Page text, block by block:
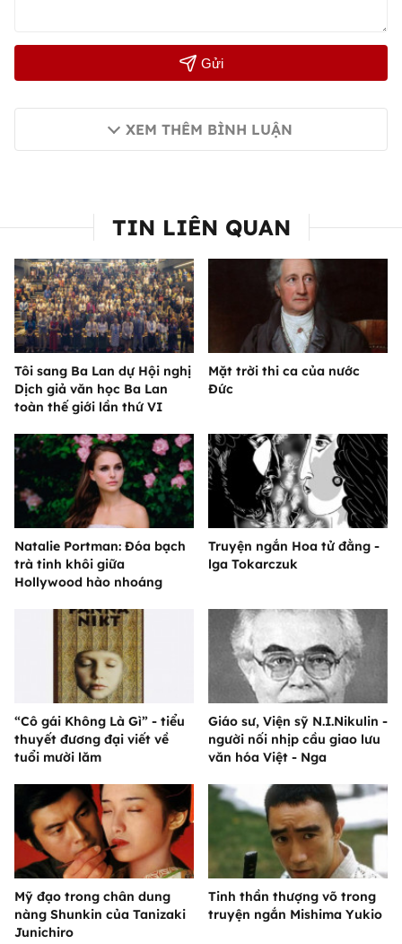
Gửi
XEM THÊM BÌNH LUẬN
TIN LIÊN QUAN
Tôi sang Ba Lan dự Hội nghị
Dịch giả văn học Ba Lan
toàn thế giới lần thứ VI
Mặt trời thi ca của nước
Đức
Natalie Portman: Đóa bạch
trà tinh khôi giữa
Hollywood hào nhoáng
Truyện ngắn Hoa tử đằng -
lga Tokarczuk
“Cô gái Không Là Gì” - tiểu
thuyết đương đại viết về
tuổi mười lăm
Giáo sư, Viện sỹ N.I.Nikulin -
người nối nhịp cầu giao lưu
văn hóa Việt - Nga
Mỹ đạo trong chân dung
nàng Shunkin của Tanizaki
Junichiro
Tinh thần thượng võ trong
truyện ngắn Mishima Yukio